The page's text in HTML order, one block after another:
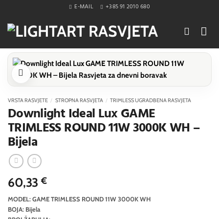
content
E-MAIL +385 91 2010 680
VRSTA RASVJETE / STROPNA RASVJETA / TRIMLESS UGRADBENA RASVJETA
Downlight Ideal Lux GAME
TRIMLESS ROUND 11W 3000K WH –
Bijela
60,33 €
MODEL: GAME TRIMLESS ROUND 11W 3000K WH
BOJA: Bijela